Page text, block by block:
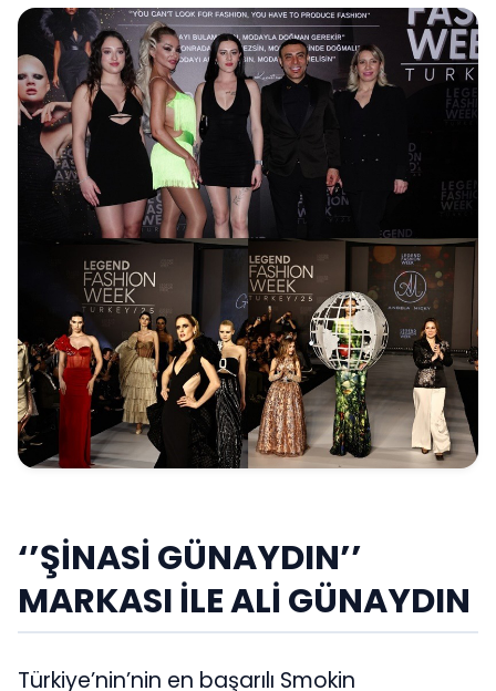
‘’ŞİNASİ GÜNAYDIN’’
MARKASI İLE ALİ GÜNAYDIN
Türkiye’nin’nin en başarılı Smokin